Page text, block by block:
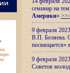
семинар на
Америки»
9 февраля
В.П. Беляева.
посвящается»
9 февраля
Советов